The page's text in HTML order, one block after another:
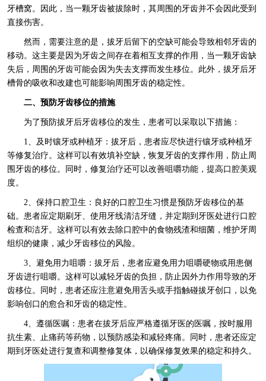
牙槽窝。因此，当一颗牙齿被拔除时，其周围的牙齿并不会因此受到
直接伤害。
然而，需要注意的是，拔牙后留下的空缺可能会导致相邻牙齿的
移动。这主要是因为牙齿之间存在着相互支撑的作用，当一颗牙齿缺
失后，周围的牙齿可能会因为失去支撑而发生移位。此外，拔牙后牙
槽骨的吸收和改建也可能影响周围牙齿的稳定性。
二、预防牙齿移位的措施
为了预防拔牙后牙齿移位的发生，患者可以采取以下措施：
1、及时镶牙或种植牙：拔牙后，患者应尽快进行镶牙或种植牙
等修复治疗。这样可以有效填补空缺，恢复牙齿的支撑作用，防止周
围牙齿的移位。同时，修复治疗还可以改善咀嚼功能，提高口腔美观
度。
2、保持口腔卫生：良好的口腔卫生习惯是预防牙齿移位的基
础。患者应定期刷牙、使用牙线清洁牙缝，并定期到牙医处进行口腔
检查和洁牙。这样可以有效去除口腔中的食物残渣和细菌，维护牙周
组织的健康，减少牙齿移位的风险。
3、避免用力咀嚼：拔牙后，患者应避免用力咀嚼硬物或用患侧
牙齿进行咀嚼。这样可以减轻牙齿的负担，防止因外力作用导致的牙
齿移位。同时，患者还应注意避免用舌头或手指触碰拔牙创口，以免
影响创口的愈合和牙齿的稳定性。
4、遵循医嘱：患者在拔牙后应严格遵循牙医的医嘱，按时服用
抗生素、止痛药等药物，以预防感染和减轻疼痛。同时，患者还应定
期到牙医处进行复查和调整修复体，以确保修复效果的稳定和持久。